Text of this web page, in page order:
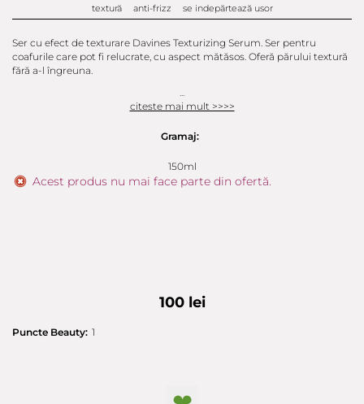
textură anti-frizz se indepărtează usor
Ser cu efect de texturare Davines Texturizing Serum. Ser pentru
coafurile care pot fi relucrate, cu aspect mătăsos. Oferă părului textură
fără a-l îngreuna.
...
citeste mai mult >>>>
Gramaj:
150ml
Acest produs nu mai face parte din ofertă.
100 lei
Puncte Beauty: 1